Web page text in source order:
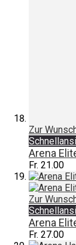
Zur
Arena
Fr. 21.00
Zur
Arena
Fr. 27.00